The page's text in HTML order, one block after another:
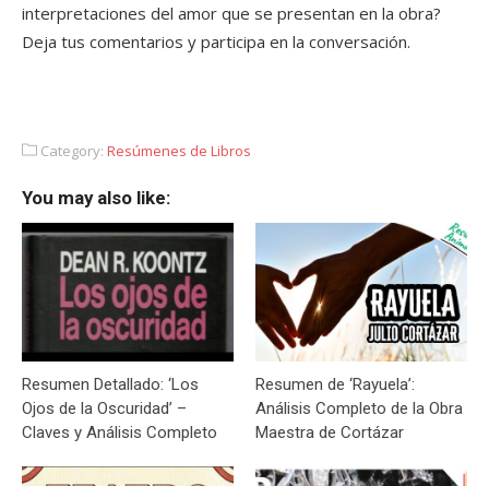
interpretaciones del amor que se presentan en la obra?
Deja tus comentarios y participa en la conversación.
Category: Resúmenes de Libros
You may also like:
Resumen Detallado: ‘Los
Ojos de la Oscuridad’ –
Claves y Análisis Completo
Resumen de ‘Rayuela’:
Análisis Completo de la Obra
Maestra de Cortázar